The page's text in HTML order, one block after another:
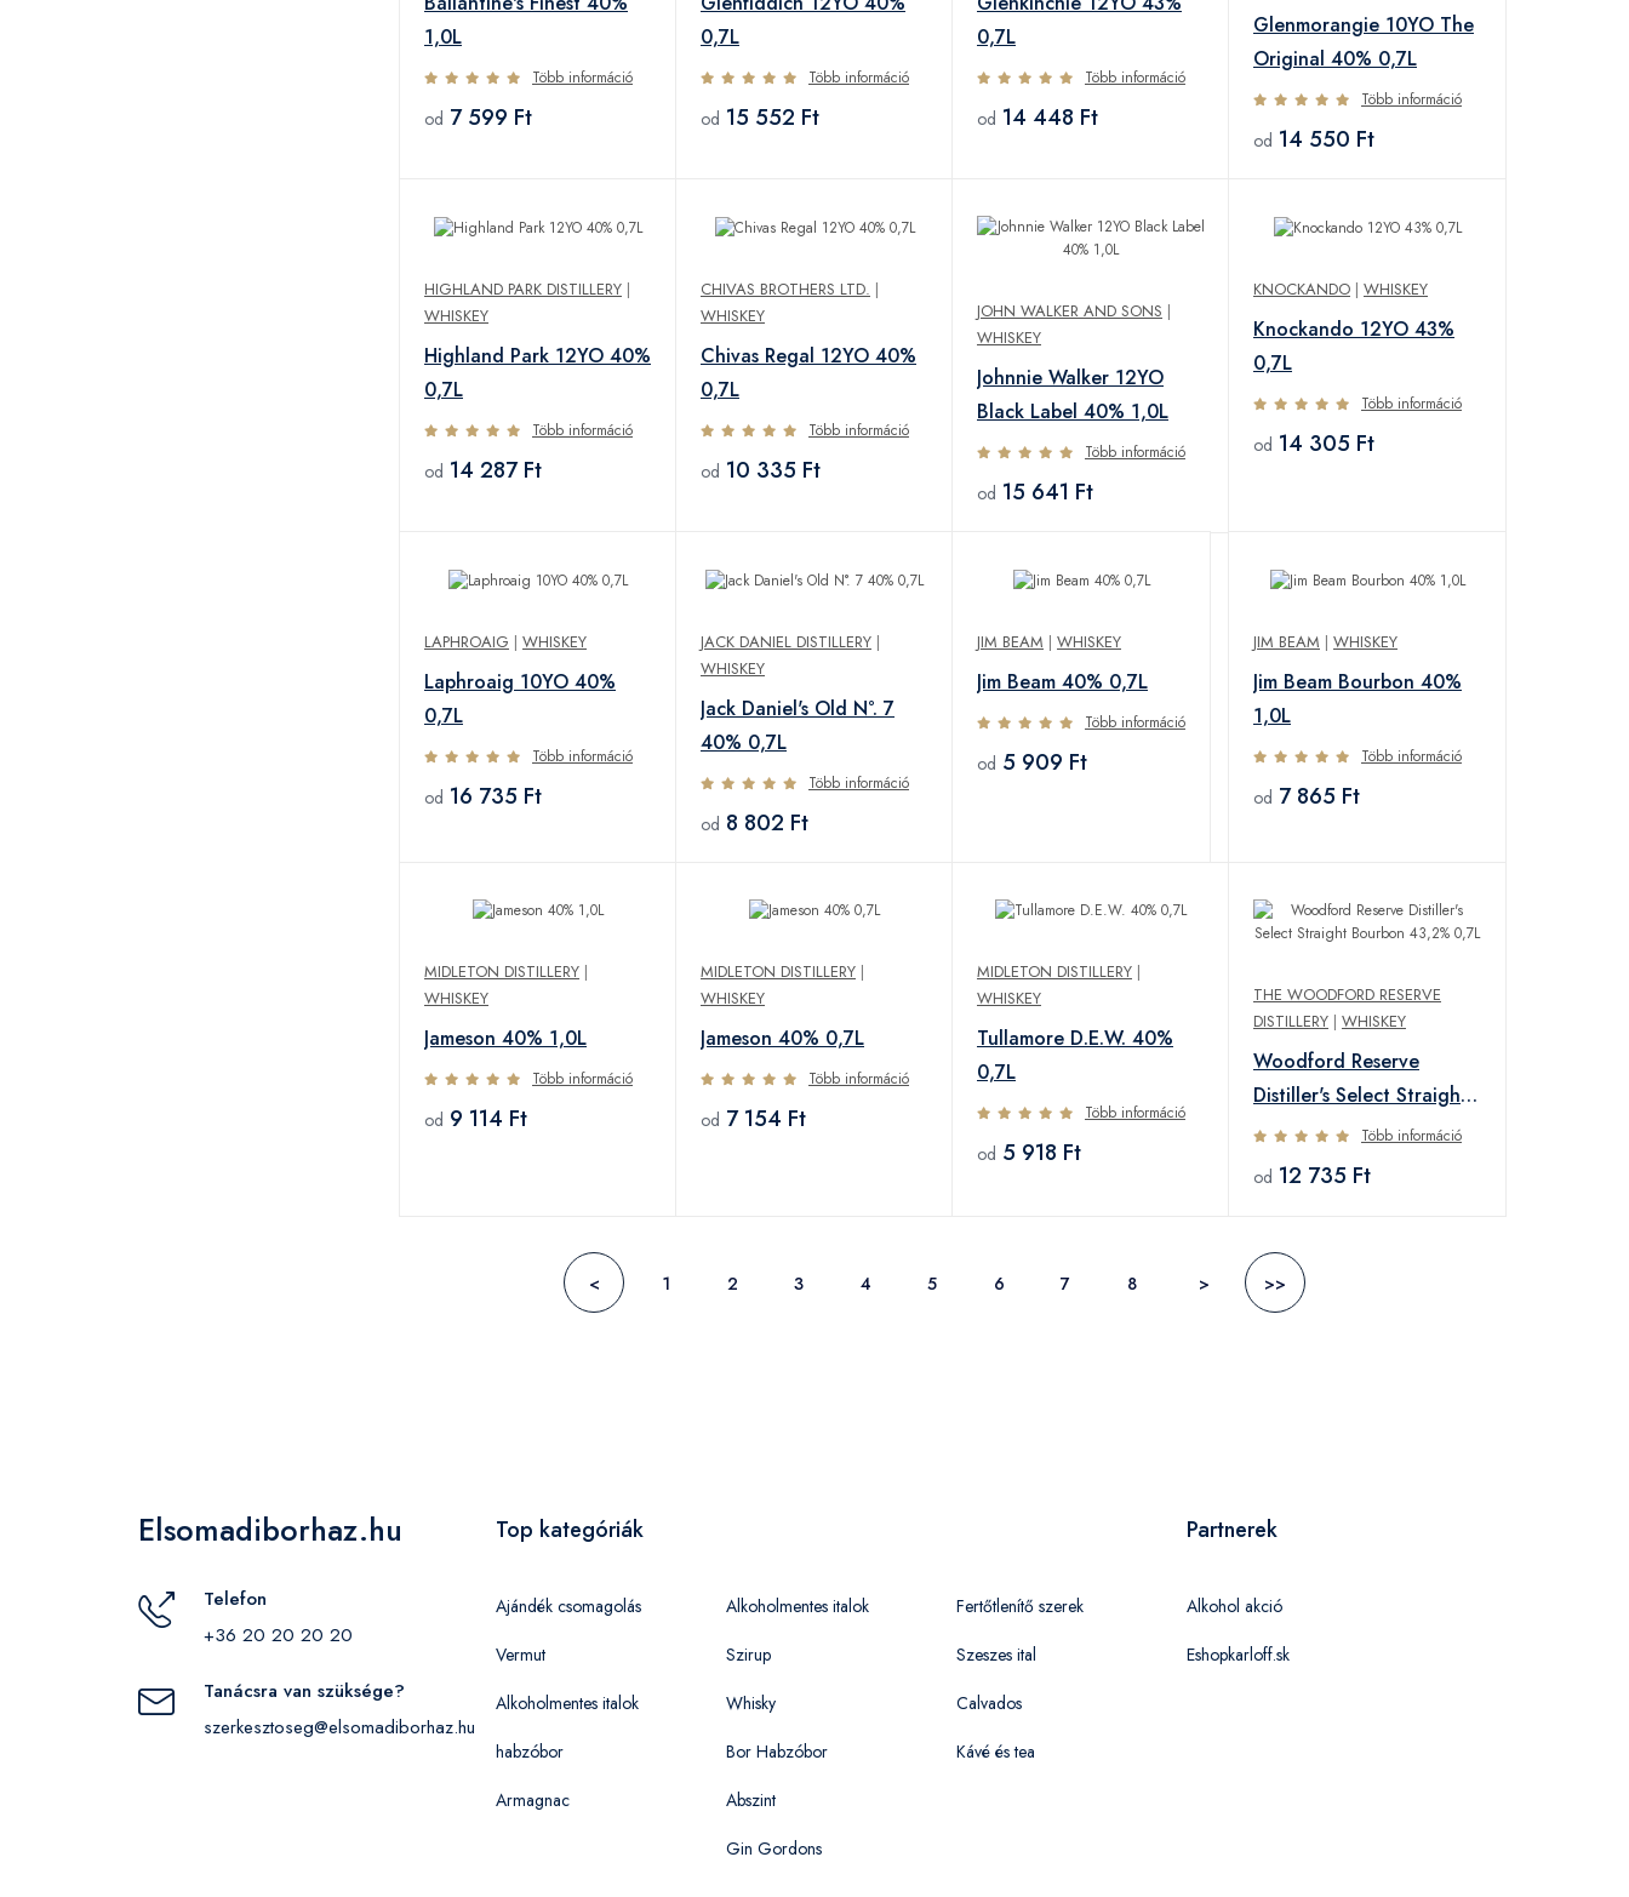
1,0L
Több információ
od 7 599 Ft
0,7L
Több információ
od 15 552 Ft
0,7L
Több információ
od 14 448 Ft
Glenmorangie 10YO The
Original 40% 0,7L
Több információ
od 14 550 Ft
HIGHLAND PARK DISTILLERY |
WHISKEY
Highland Park 12YO 40%
0,7L
Több információ
od 14 287 Ft
CHIVAS BROTHERS LTD. |
WHISKEY
Chivas Regal 12YO 40%
0,7L
Több információ
od 10 335 Ft
JOHN WALKER AND SONS |
WHISKEY
Johnnie Walker 12YO
Black Label 40% 1,0L
Több információ
od 15 641 Ft
KNOCKANDO | WHISKEY
Knockando 12YO 43%
0,7L
Több információ
od 14 305 Ft
LAPHROAIG | WHISKEY
Laphroaig 10YO 40%
0,7L
Több információ
od 16 735 Ft
JACK DANIEL DISTILLERY |
WHISKEY
Jack Daniel's Old N°. 7
40% 0,7L
Több információ
od 8 802 Ft
JIM BEAM | WHISKEY
Jim Beam 40% 0,7L
Több információ
od 5 909 Ft
JIM BEAM | WHISKEY
Jim Beam Bourbon 40%
1,0L
Több információ
od 7 865 Ft
MIDLETON DISTILLERY |
WHISKEY
Jameson 40% 1,0L
Több információ
od 9 114 Ft
MIDLETON DISTILLERY |
WHISKEY
Jameson 40% 0,7L
Több információ
od 7 154 Ft
MIDLETON DISTILLERY |
WHISKEY
Tullamore D.E.W. 40%
0,7L
Több információ
od 5 918 Ft
THE WOODFORD RESERVE
DISTILLERY | WHISKEY
Woodford Reserve
Distiller's Select Straight
Bourbon 43,2% 0,7L
Több információ
od 12 735 Ft
< 1 2 3 4 5 6 7 8 > >>
Elsomadiborhaz.hu
Telefon
+36 20 20 20 20
Tanácsra van szüksége?
szerkesztoseg@elsomadiborhaz.hu
Top kategóriák
Ajándék csomagolás
Vermut
Alkoholmentes italok
habzóbor
Armagnac
Alkoholmentes italok
Szirup
Whisky
Bor Habzóbor
Abszint
Gin Gordons
Fertőtlenítő szerek
Szeszes ital
Calvados
Kávé és tea
Partnerek
Alkohol akció
Eshopkarloff.sk